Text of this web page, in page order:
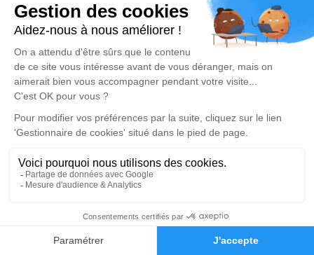
Faire-part Hommages
Marisabel reposera au funérarium de Pollestres, 10
rue Lo Pou Del Gel, à partir de vendredi 16h.
Nous vous remercions pour toutes les marques de
sympathie que vous nous témoignez dans ces
moments de peine.
Un service de plantation d’arbre hommage est
disponible ici.
Je rends hommage
Cérémonie civile
mercredi 13 décembre 2023 à 09h30
Crématorium de Canet-en-Roussillon